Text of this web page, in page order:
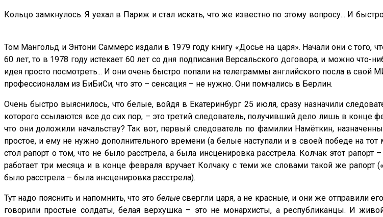
Кольцо замкнулось. Я уехал в Париж и стал искать, что же известно по этому
Том Мангольд и Энтони Саммерс издали в 1979 году книгу «Досье на царя». Начали они с того,
60 лет, то в 1978 году истекает 60 лет со дня подписания Версальского договора, и можно
идея просто посмотреть... И они очень быстро попали на телеграммы английского посла в
профессионалам из БиБиСи, что это – сенсация – не нужно. Они помчались в Берлин.
Очень быстро выяснилось, что белые, войдя в Екатеринбург 25 июля, сразу назначили
которого ссылаются все до сих пор, – это третий следователь, получивший дело лишь в конце
что они доложили начальству? Так вот, первый следователь по фамилии Намёткин,
простое, и ему не нужно дополнительного времени (а белые наступали и в своей победе на
стол рапорт о том, что не было расстрела, а была инсценировка расстрела. Колчак этот
работает три месяца и в конце февраля вручает Колчаку с теми же словами такой же
было расстрела – была инсценировка расстрела).
Тут надо пояснить и напомнить, что это белыесвергли царя, а не красные, и они же отправили
говорили простые солдаты, белая верхушка – это не монархисты, а республиканцы. И